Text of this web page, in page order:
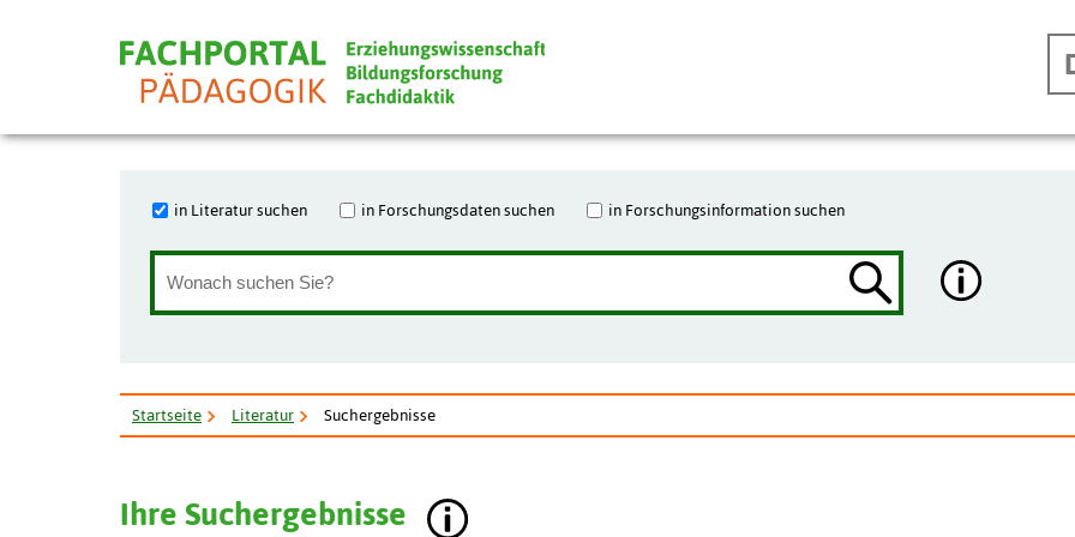
in Literatur suchen in Forschungsdaten suchen in Forschungsinformation suchen
Startseite Literatur Suchergebnisse
Ihre Suchergebnisse